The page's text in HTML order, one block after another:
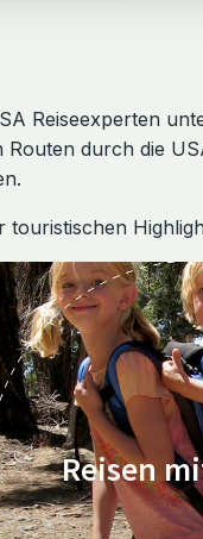
Reiseexperten
durch die
touristischen
Reisen